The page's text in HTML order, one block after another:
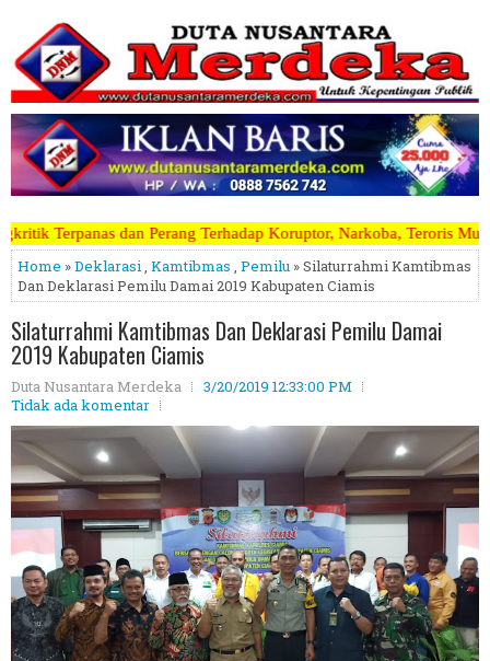
Koruptor, Narkoba, Teroris Musuh Rakyat ~~~~~>>>>> Kami
Home »Deklarasi, Kamtibmas , Pemilu » Silaturrahmi Kamtibmas
Dan Deklarasi Pemilu Damai 2019 Kabupaten Ciamis
Silaturrahmi Kamtibmas Dan Deklarasi Pemilu Damai
2019 Kabupaten Ciamis
Duta Nusantara Merdeka
3/20/2019 12:33:00 PM
Tidak ada komentar